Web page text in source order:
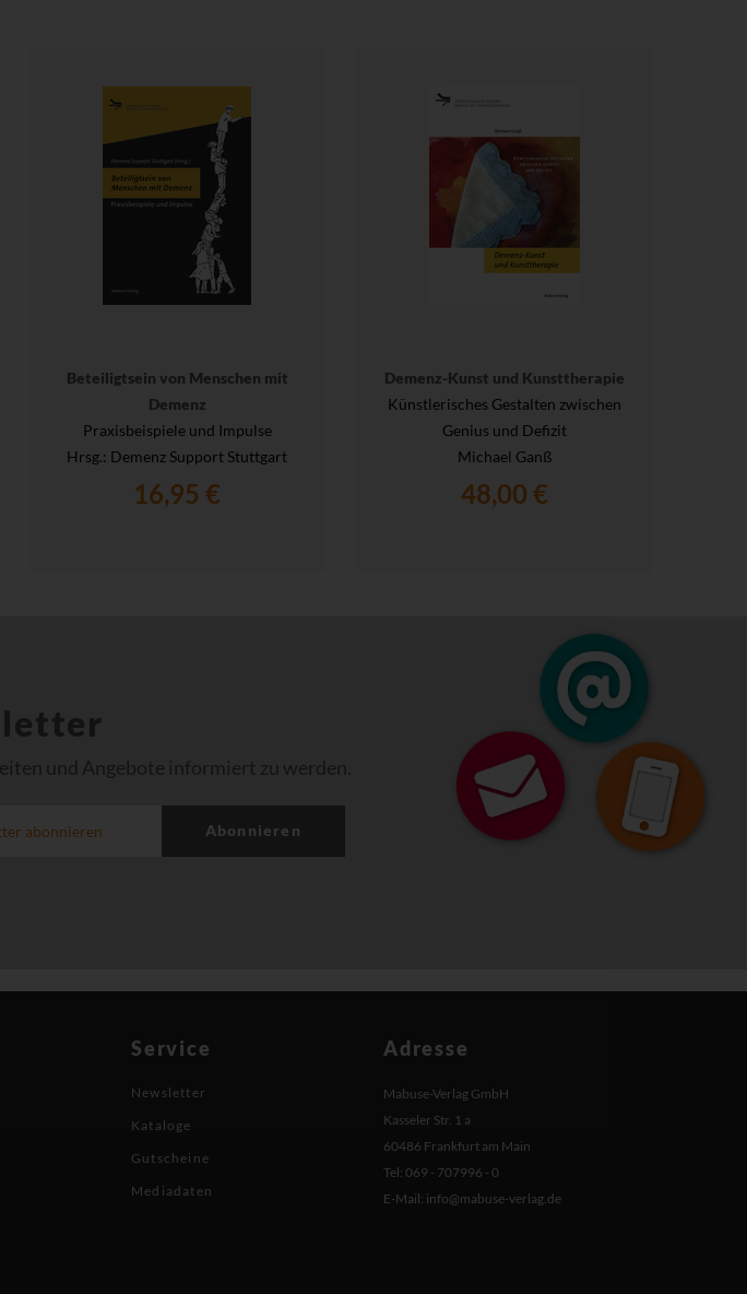
Beteiligtsein von Menschen mit
Demenz
Praxisbeispiele und Impulse
Hrsg.: Demenz Support Stuttgart
16,95 €
Demenz-Kunst und Kunsttherapie
Künstlerisches Gestalten zwischen
Genius und Defizit
Michael Ganß
48,00 €
und Angebote informiert zu werden.
Abonnieren
Service
Newsletter
Kataloge
Gutscheine
Mediadaten
Adresse
Mabuse-Verlag GmbH
Kasseler Str. 1 a
60486 Frankfurt am Main
Tel: 069 - 707996 - 0
E-Mail: info@mabuse-verlag.de